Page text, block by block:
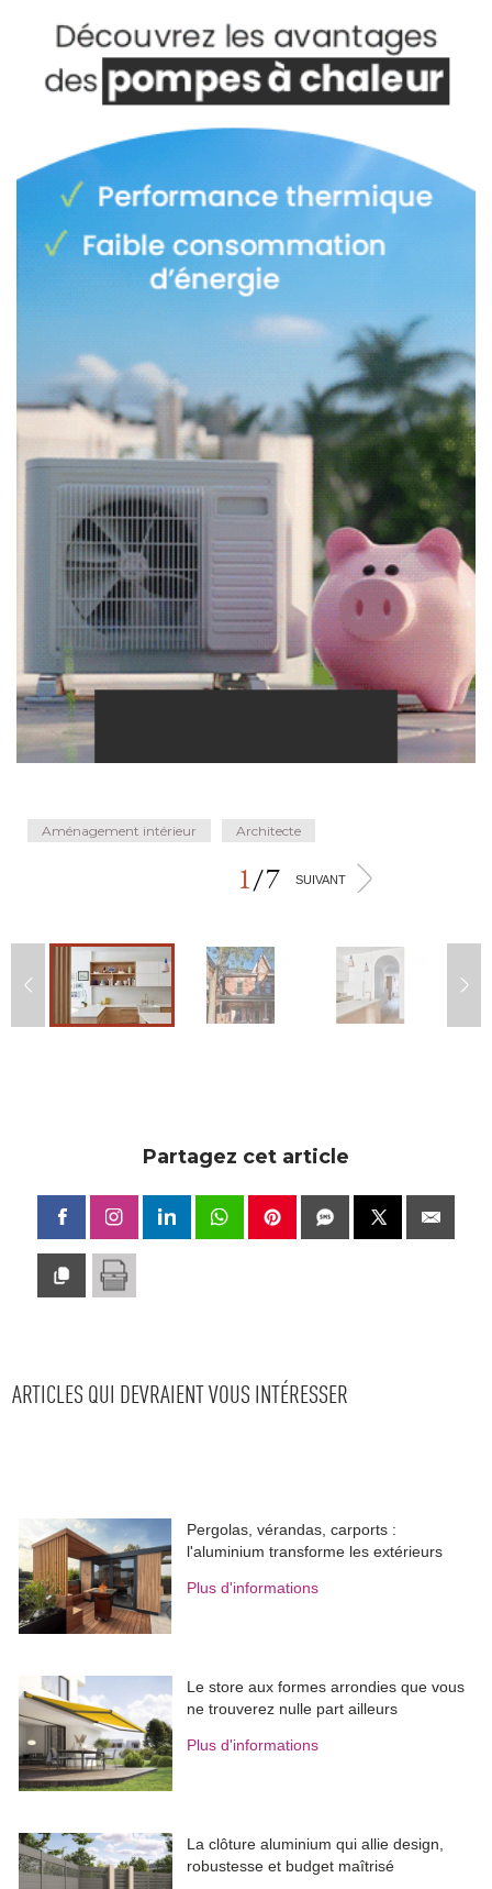
Aménagement intérieur Architecte
1/7 SUIVANT >
Partagez cet article
ARTICLES QUI DEVRAIENT VOUS INTÉRESSER
Pergolas, vérandas, carports :
l'aluminium transforme les extérieurs
Plus d'informations
Le store aux formes arrondies que vous
ne trouverez nulle part ailleurs
Plus d'informations
La clôture aluminium qui allie design,
robustesse et budget maîtrisé